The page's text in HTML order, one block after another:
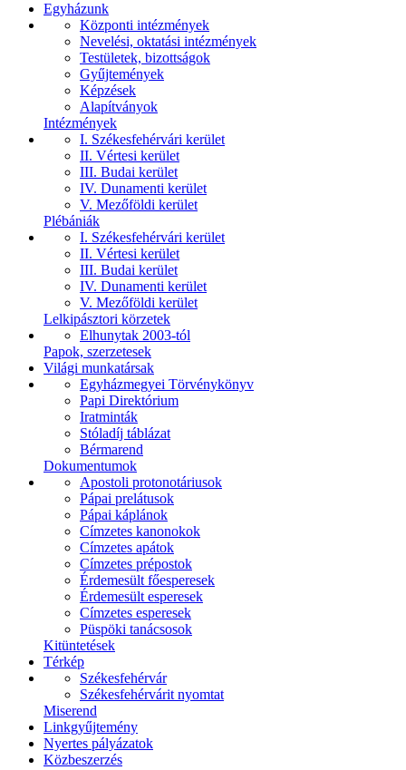
Egyházunk
Központi intézmények
Nevelési, oktatási intézmények
Testületek, bizottságok
Gyűjtemények
Képzések
Alapítványok
Intézmények
I. Székesfehérvári kerület
II. Vértesi kerület
III. Budai kerület
IV. Dunamenti kerület
V. Mezőföldi kerület
Plébániák
I. Székesfehérvári kerület
II. Vértesi kerület
III. Budai kerület
IV. Dunamenti kerület
V. Mezőföldi kerület
Lelkipásztori körzetek
Elhunytak 2003-tól
Papok, szerzetesek
Világi munkatársak
Egyházmegyei Törvénykönyv
Papi Direktórium
Iratminták
Stóladíj táblázat
Bérmarend
Dokumentumok
Apostoli protonotáriusok
Pápai prelátusok
Pápai káplánok
Címzetes kanonokok
Címzetes apátok
Címzetes prépostok
Érdemesült főesperesek
Érdemesült esperesek
Címzetes esperesek
Püspöki tanácsosok
Kitüntetések
Térkép
Székesfehérvár
Székesfehérvárit nyomtat
Miserend
Linkgyűjtemény
Nyertes pályázatok
Közbeszerzés